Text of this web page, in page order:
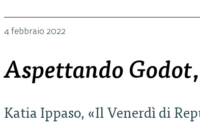
4 febbraio 2022
Aspettando Godot
Katia Ippaso, «Il Venerdì di